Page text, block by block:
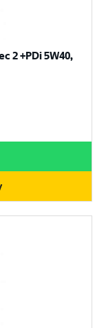
2 +PDi 5W40,